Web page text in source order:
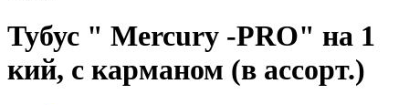
Тубус " Mercury -PRO" на 1
кий, с карманом (в ассорт.)